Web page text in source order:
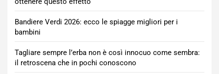
Bandiere Verdi 2026: ecco le spiagge migliori per i
bambini
Tagliare sempre l’erba non è così innocuo come sembra:
il retroscena che in pochi conoscono